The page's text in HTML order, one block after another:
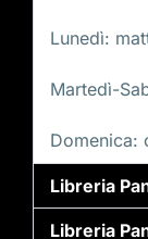
Lunedì:
Martedì-
Domenica:
Libreria
Libreria